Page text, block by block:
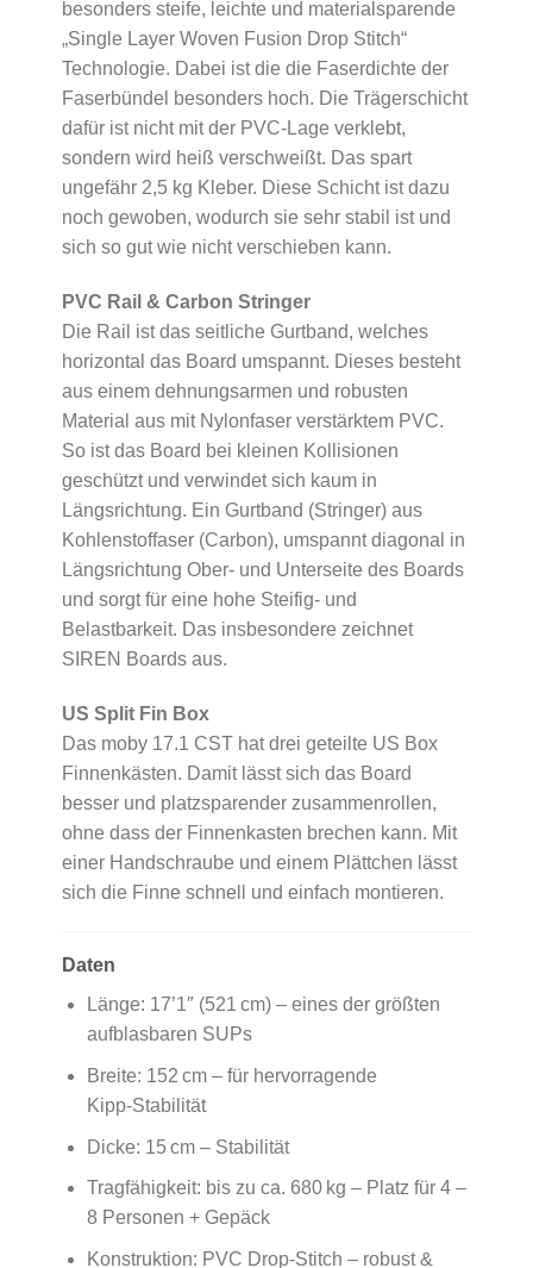
besonders steife, leichte und materialsparende
„Single Layer Woven Fusion Drop Stitch“
Technologie. Dabei ist die die Faserdichte der
Faserbündel besonders hoch. Die Trägerschicht
dafür ist nicht mit der PVC-Lage verklebt,
sondern wird heiß verschweißt. Das spart
ungefähr 2,5 kg Kleber. Diese Schicht ist dazu
noch gewoben, wodurch sie sehr stabil ist und
sich so gut wie nicht verschieben kann.
PVC Rail & Carbon Stringer
Die Rail ist das seitliche Gurtband, welches
horizontal das Board umspannt. Dieses besteht
aus einem dehnungsarmen und robusten
Material aus mit Nylonfaser verstärktem PVC.
So ist das Board bei kleinen Kollisionen
geschützt und verwindet sich kaum in
Längsrichtung. Ein Gurtband (Stringer) aus
Kohlenstoffaser (Carbon), umspannt diagonal in
Längsrichtung Ober- und Unterseite des Boards
und sorgt für eine hohe Steifig- und
Belastbarkeit. Das insbesondere zeichnet
SIREN Boards aus.
US Split Fin Box
Das moby 17.1 CST hat drei geteilte US Box
Finnenkästen. Damit lässt sich das Board
besser und platzsparender zusammenrollen,
ohne dass der Finnenkasten brechen kann. Mit
einer Handschraube und einem Plättchen lässt
sich die Finne schnell und einfach montieren.
Daten
Länge: 17’1″ (521 cm) – eines der größten
aufblasbaren SUPs
Breite: 152 cm – für hervorragende
Kipp‑Stabilität
Dicke: 15 cm – Stabilität
Tragfähigkeit: bis zu ca. 680 kg – Platz für 4 –
8 Personen + Gepäck
Konstruktion: PVC Drop‑Stitch – robust &